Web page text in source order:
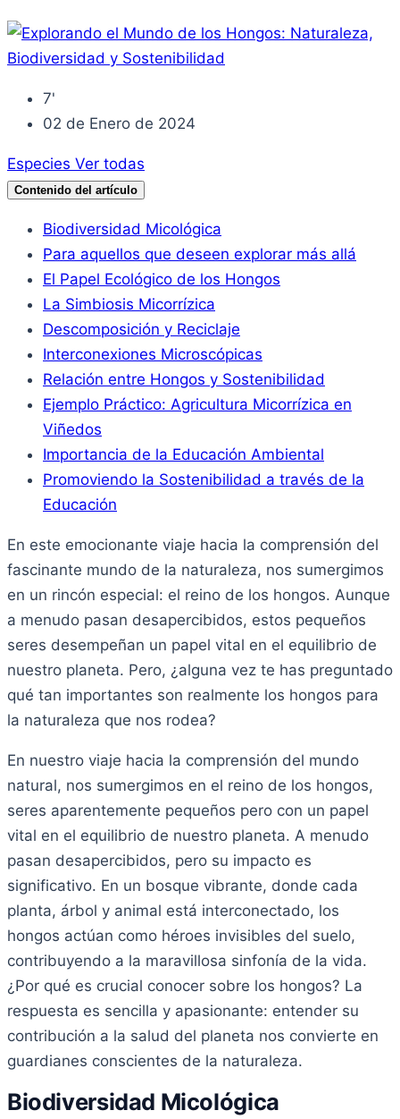
7'
02 de Enero de 2024
Especies Ver todas
Contenido del artículo
Biodiversidad Micológica
Para aquellos que deseen explorar más allá
El Papel Ecológico de los Hongos
La Simbiosis Micorrízica
Descomposición y Reciclaje
Interconexiones Microscópicas
Relación entre Hongos y Sostenibilidad
Ejemplo Práctico: Agricultura Micorrízica en
Viñedos
Importancia de la Educación Ambiental
Promoviendo la Sostenibilidad a través de la
Educación
En este emocionante viaje hacia la comprensión del
fascinante mundo de la naturaleza, nos sumergimos
en un rincón especial: el reino de los hongos. Aunque
a menudo pasan desapercibidos, estos pequeños
seres desempeñan un papel vital en el equilibrio de
nuestro planeta. Pero, ¿alguna vez te has preguntado
qué tan importantes son realmente los hongos para
la naturaleza que nos rodea?
En nuestro viaje hacia la comprensión del mundo
natural, nos sumergimos en el reino de los hongos,
seres aparentemente pequeños pero con un papel
vital en el equilibrio de nuestro planeta. A menudo
pasan desapercibidos, pero su impacto es
significativo. En un bosque vibrante, donde cada
planta, árbol y animal está interconectado, los
hongos actúan como héroes invisibles del suelo,
contribuyendo a la maravillosa sinfonía de la vida.
¿Por qué es crucial conocer sobre los hongos? La
respuesta es sencilla y apasionante: entender su
contribución a la salud del planeta nos convierte en
guardianes conscientes de la naturaleza.
Biodiversidad Micológica